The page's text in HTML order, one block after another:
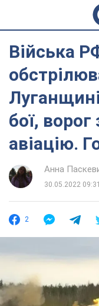
Війська
бої, ворог
авіацію.
Анна
30.05.2022 09:31
2